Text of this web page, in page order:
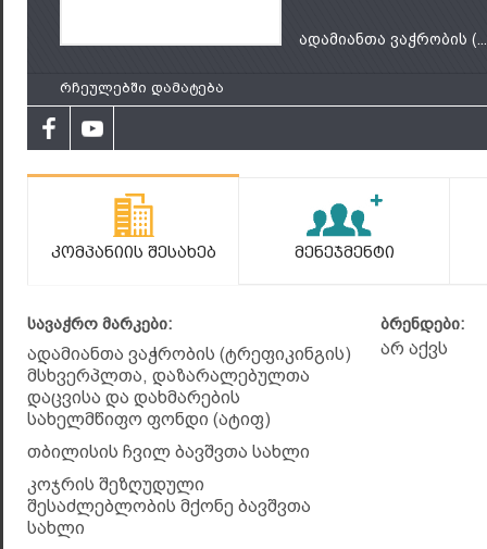
ადამიანთა ვაჭრობის
რჩეულებში დამატება
Კომპანიის Შესახებ Მენეჯმენტი
სავაჭრო მარკები:
ადამიანთა ვაჭრობის (ტრეფიკინგის)
მსხვერპლთა, დაზარალებულთა
დაცვისა და დახმარების
სახელმწიფო ფონდი (ატიფ)
თბილისის ჩვილ ბავშვთა სახლი
კოჯრის შეზღუდული
შესაძლებლობის მქონე ბავშვთა
სახლი
ბრენდები:
არ აქვს